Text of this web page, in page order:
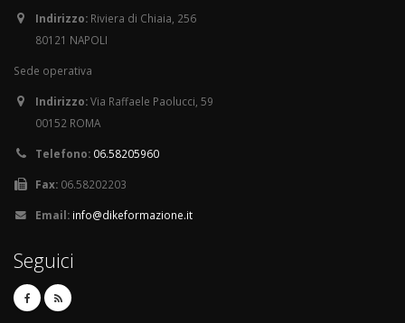
Indirizzo: Riviera di Chiaia, 256
80121 NAPOLI
Sede operativa
Indirizzo:Via Raffaele Paolucci, 59
00152 ROMA
Telefono: 06.58205960
Fax: 06.58202203
Email: info@dikeformazione.it
Seguici